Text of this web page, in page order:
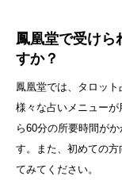
鳳凰堂で受けら
すか？
鳳凰堂では、タロット
様々な占いメニュー
ら60分の所要時間が
す。また、初めての
てみてください。